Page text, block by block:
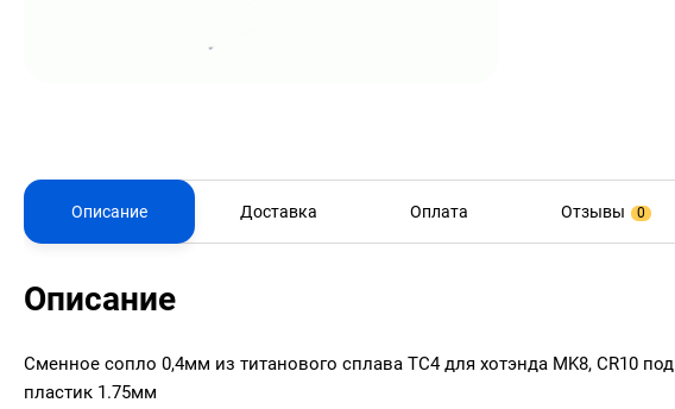
Описание Доставка Оплата Отзывы 0
Описание
Сменное сопло 0,4мм из титанового сплава TC4 для хотэнда MK8, CR10 под
пластик 1.75мм